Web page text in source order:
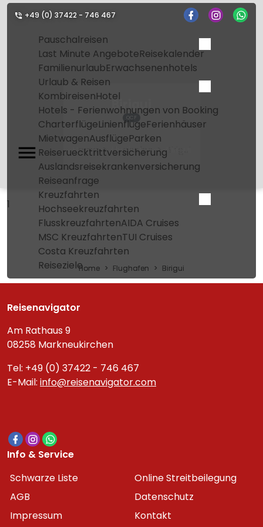
+49 (0) 37422 - 746 467
Pauschalreisen
Last Minute AngeboteReisekalender
FamilienurlaubErwachsenenhotels
Urlaub & Reisen
KombireisenHotel
Hotels - Ferienwohnungen von Booking
CharterflügeLinienflügeFerienhäuser
MietwagenAusflügeParken
Reiseruecktrittversicherung
Auslandsreisekrankenversicherung
Reiseanfrage
Kreuzfahrten
Hochseekreuzfahrten
FlusskreuzfahrtenAIDA Cruises
MSC KreuzfahrtenTUI Cruises
Costa Kreuzfahrten
Reiseziele
Birigui
QCF
Home Flughafen Birigui
1
Home Flughafen Birigui
Reisenavigator
Am Rathaus 9
08258 Markneukirchen
Tel: +49 (0) 37422 - 746 467
E-Mail: info@reisenavigator.com
Info & Service
Schwarze Liste
Online Streitbeilegung
AGB
Datenschutz
Impressum
Kontakt